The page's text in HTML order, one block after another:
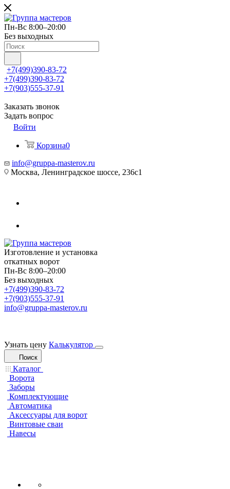
Пн-Вс 8:00–20:00
Без выходных
+7(499)390-83-72
+7(499)390-83-72
+7(903)555-37-91
Заказать звонок
Задать вопрос
Войти
Корзина0
info@gruppa-masterov.ru
Москва, Ленинградское шоссе, 236с1
Изготовление и установка
откатных ворот
Пн-Вс 8:00–20:00
Без выходных
+7(499)390-83-72
+7(903)555-37-91
info@gruppa-masterov.ru
Узнать цену Калькулятор
Поиск
Каталог
Ворота
Заборы
Комплектующие
Автоматика
Аксессуары для ворот
Винтовые сваи
Навесы